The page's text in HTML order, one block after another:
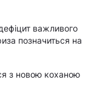
важливого
позначиться на
з новою коханою